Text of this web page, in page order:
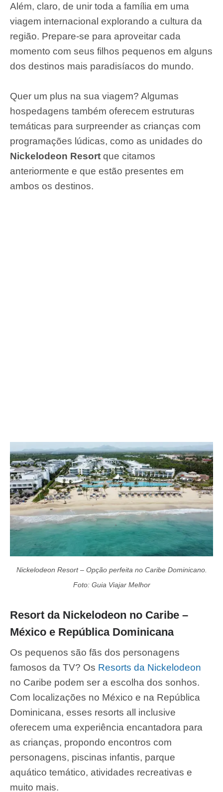
Além, claro, de unir toda a família em uma
viagem internacional explorando a cultura da
região. Prepare-se para aproveitar cada
momento com seus filhos pequenos em alguns
dos destinos mais paradisíacos do mundo.
Quer um plus na sua viagem? Algumas
hospedagens também oferecem estruturas
temáticas para surpreender as crianças com
programações lúdicas, como as unidades do
Nickelodeon Resort que citamos
anteriormente e que estão presentes em
ambos os destinos.
Nickelodeon Resort – Opção perfeita no Caribe Dominicano.
Foto: Guia Viajar Melhor
Resort da Nickelodeon no Caribe –
México e República Dominicana
Os pequenos são fãs dos personagens
famosos da TV? Os Resorts da Nickelodeon
no Caribe podem ser a escolha dos sonhos.
Com localizações no México e na República
Dominicana, esses resorts all inclusive
oferecem uma experiência encantadora para
as crianças, propondo encontros com
personagens, piscinas infantis, parque
aquático temático, atividades recreativas e
muito mais.